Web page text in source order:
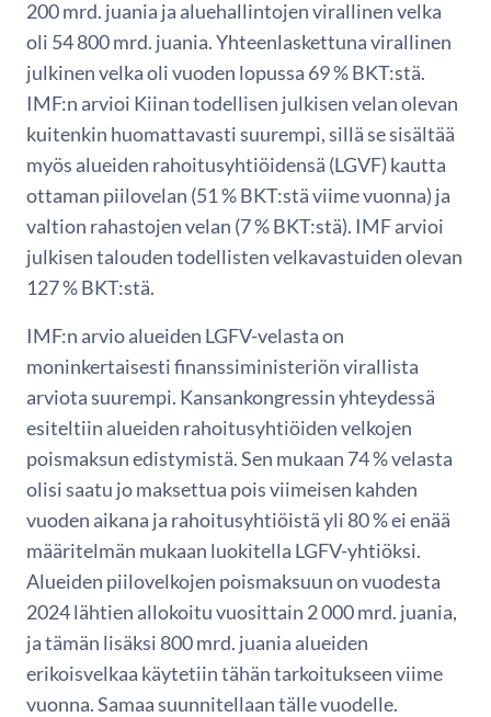
200 mrd. juania ja aluehallintojen virallinen velka
oli 54 800 mrd. juania. Yhteenlaskettuna virallinen
julkinen velka oli vuoden lopussa 69 % BKT:stä.
IMF:n arvioi Kiinan todellisen julkisen velan olevan
kuitenkin huomattavasti suurempi, sillä se sisältää
myös alueiden rahoitusyhtiöidensä (LGVF) kautta
ottaman piilovelan (51 % BKT:stä viime vuonna) ja
valtion rahastojen velan (7 % BKT:stä). IMF arvioi
julkisen talouden todellisten velkavastuiden olevan
127 % BKT:stä.
IMF:n arvio alueiden LGFV-velasta on
moninkertaisesti finanssiministeriön virallista
arviota suurempi. Kansankongressin yhteydessä
esiteltiin alueiden rahoitusyhtiöiden velkojen
poismaksun edistymistä. Sen mukaan 74 % velasta
olisi saatu jo maksettua pois viimeisen kahden
vuoden aikana ja rahoitusyhtiöistä yli 80 % ei enää
määritelmän mukaan luokitella LGFV-yhtiöksi.
Alueiden piilovelkojen poismaksuun on vuodesta
2024 lähtien allokoitu vuosittain 2 000 mrd. juania,
ja tämän lisäksi 800 mrd. juania alueiden
erikoisvelkaa käytetiin tähän tarkoitukseen viime
vuonna. Samaa suunnitellaan tälle vuodelle.